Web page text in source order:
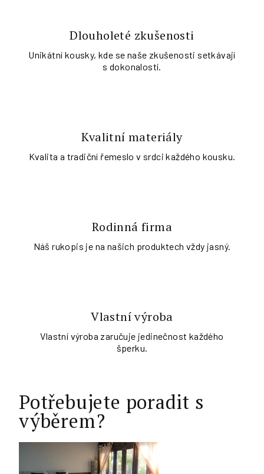
Dlouholeté zkušenosti
Unikátní kousky, kde se naše zkušenosti setkávají
s dokonalostí.
Kvalitní materiály
Kvalita a tradiční řemeslo v srdci každého kousku.
Rodinná firma
Náš rukopis je na našich produktech vždy jasný.
Vlastní výroba
Vlastní výroba zaručuje jedinečnost každého
šperku.
Potřebujete poradit s
výběrem?